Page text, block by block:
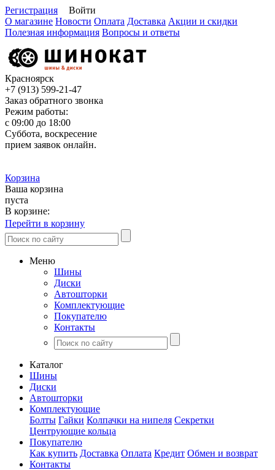
Регистрация
Войти
О магазине Новости Оплата Доставка Акции и скидки
Полезная информация Вопросы и ответы
Красноярск
+7 (913) 599-21-47
Заказ обратного звонка
Режим работы:
с 09:00 до 18:00
Суббота, воскресение
прием заявок онлайн.
Корзина
Ваша корзина
пуста
В корзине:
Перейти в корзину
Меню
Шины
Диски
Автошторки
Комплектующие
Покупателю
Контакты
Каталог
Шины
Диски
Автошторки
Комплектующие
Болты Гайки Колпачки на нипеля Секретки
Центрующие кольца
Покупателю
Как купить Доставка Оплата Кредит Обмен и возврат
Контакты